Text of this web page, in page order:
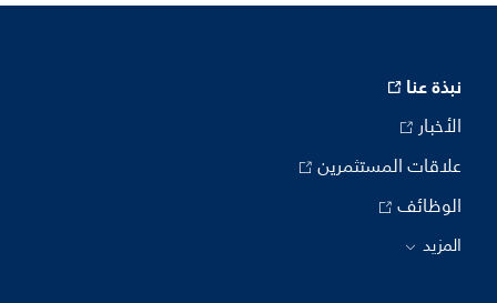
نبذة عنا
الأخبار
علاقات المستثمرين
الوظائف
المزيد